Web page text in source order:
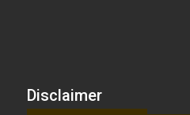
Disclaimer